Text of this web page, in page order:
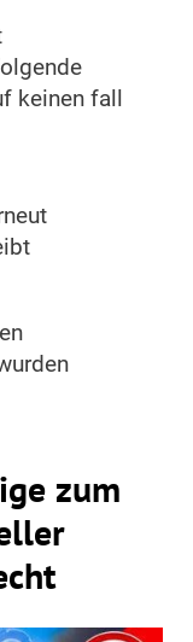
keinen fall
zum